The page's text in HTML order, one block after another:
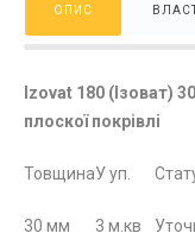
ОПИС
Izovat 180 (Ізоват)
плоскої покрівлі
ТовщинаУ уп.
30 мм 3 м.кв